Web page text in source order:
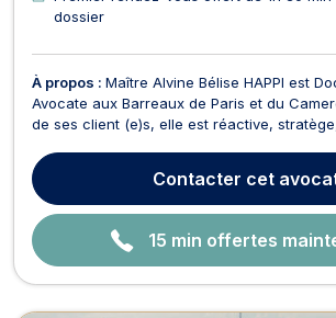
dossier
À propos : Maître Alvine Bélise HAPPI est
Avocate aux Barreaux de Paris et du
de ses client (e)s, elle est réactive,
des dossiers de Conseil ou de Contentieux
Europe et à l'International. Elle...
Contacter cet
15 min offertes